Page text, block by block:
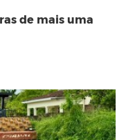
de mais uma